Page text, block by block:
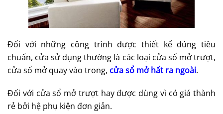
Đối với những công trình được thiết kế đúng tiêu
chuẩn, cửa sử dụng thường là các loại cửa sổ mở trượt,
cửa sổ mở quay vào trong, cửa sổ mở hất ra ngoài.
Đối với cửa sổ mở trượt hay được dùng vì có giá thành
rẻ bởi hệ phụ kiện đơn giản.